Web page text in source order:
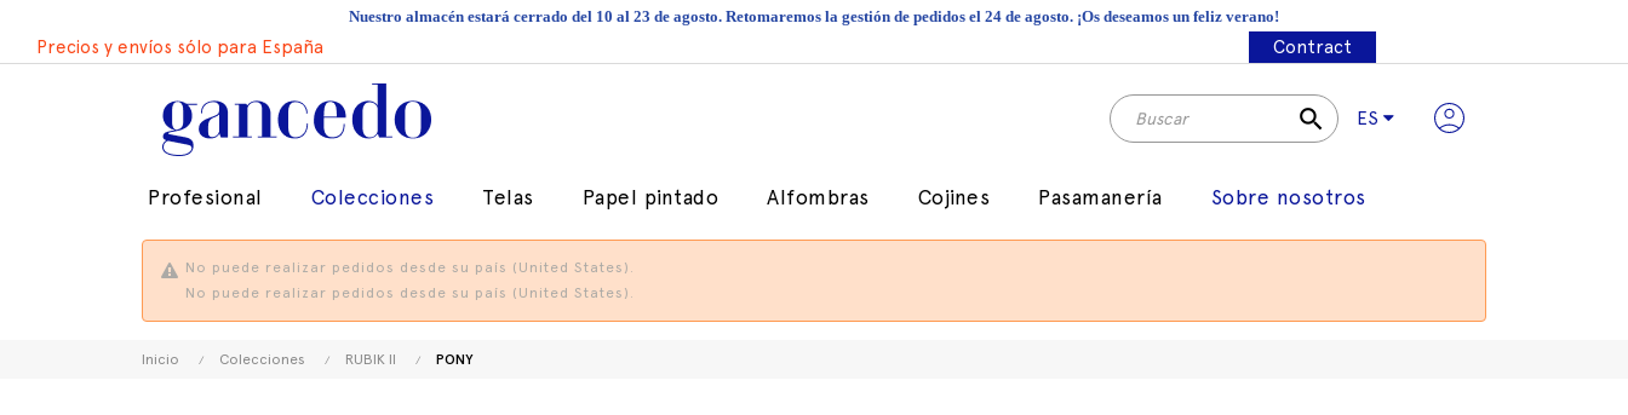
Nuestro almacén estará cerrado del 10 al 23 de agosto. Retomaremos la gestión de pedidos el 24 de agosto. ¡Os deseamos un feliz verano!
Precios y envíos sólo para España Contract
search ES
Profesional Colecciones Telas Papel pintado Alfombras Cojines Pasamanería Sobre nosotros
No puede realizar pedidos desde su país (United States).
No puede realizar pedidos desde su país (United States).
Inicio Colecciones RUBIK II PONY